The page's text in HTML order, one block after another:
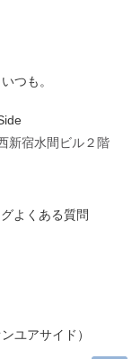
つも。
宿水間ビル２階
よくある質問
ユアサイド）